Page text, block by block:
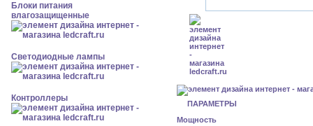
Блоки питания
влагозащищенные
Светодиодные лампы
Контроллеры
ПАРАМЕТРЫ
Мощность